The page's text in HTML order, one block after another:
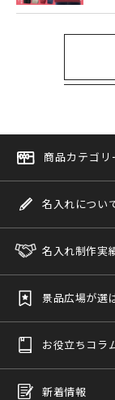
商品カテゴリ
名入れについ
名入れ制作実
景品広場が選
お役立ちコラ
新着情報